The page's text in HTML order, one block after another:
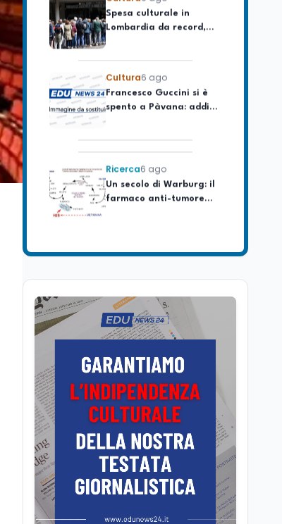
Lombardia da record,
ma la voragine Nord-
Cultura6 ago
Francesco Guccini si è
spento a Pàvana: addio
al Maestrone
Ricerca6 ago
Un secolo di Warburg: il
farmaco anti-tumore
che accende la glicolisi
Scuola 6 ago
Posizioni economiche
ATA: la matematica
4.150 euro
Cultura6 ago
Spesa culturale in
Lombardia da record,
ma la voragine Nord-
Sud triplica
Cultura6 ago
Francesco Guccini si è